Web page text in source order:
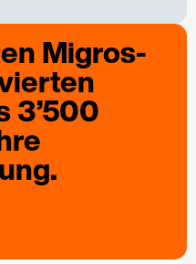
Migros-
3’500